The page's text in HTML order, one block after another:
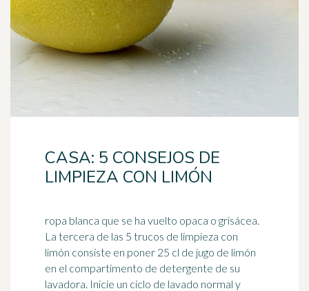
CASA: 5 CONSEJOS DE
LIMPIEZA CON LIMÓN
ropa blanca que se ha vuelto opaca o grisácea.
La tercera de las 5 trucos de limpieza con
limón consiste en poner 25 cl de jugo de limón
en el compartimento de detergente de su
lavadora. Inicie un ciclo de lavado normal y